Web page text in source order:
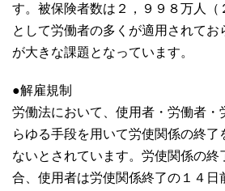
す。被保険者数は２，９９８万人（
として労働者の多くが適用されてお
が大きな課題となっています。
●解雇規制
労働法において、使用者・労働者・
らゆる手段を用いて労使関係の終了
ないとされています。労使関係の終
合、使用者は労使関係終了の１４日